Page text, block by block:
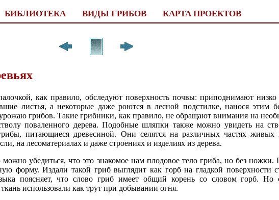
БИБЛИОТЕКА ВИДЫ ГРИБОВ КАРТА ПРОЕКТОВ
как правило, обследуют поверхность почвы: приподнимают низко
листья, а некоторые даже роются в лесной подстилке, нанося этим
грибов. Такие грибники, как правило, не обращают внимания на
поваленного дерева. Подобные шляпки также можно увидеть на
питающиеся древесиной. Они селятся на различных частях живых
на лесоматериалах и даже строениях и изделиях из дерева.
убедиться, что это знакомое нам плодовое тело гриба, но без ножки.
форму. Издали такой гриб выглядит как горб на гладкой поверхности
поясняет, что слово гриб имеет общий корень со словом горб. Но
использовали как трут при добывании огня.